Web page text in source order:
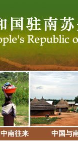
中南往来 中国与